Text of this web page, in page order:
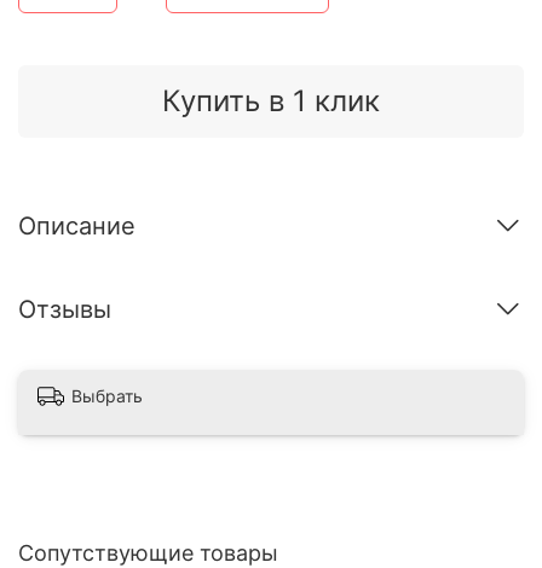
Купить в 1 клик
Описание
Отзывы
Выбрать
Сопутствующие товары